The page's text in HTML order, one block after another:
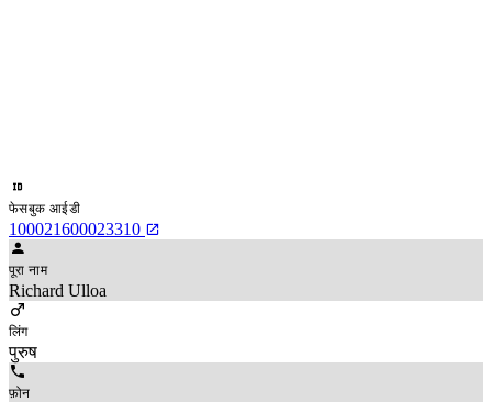
फेसबुक आईडी
100021600023310
पूरा नाम
Richard Ulloa
लिंग
पुरुष
फ़ोन